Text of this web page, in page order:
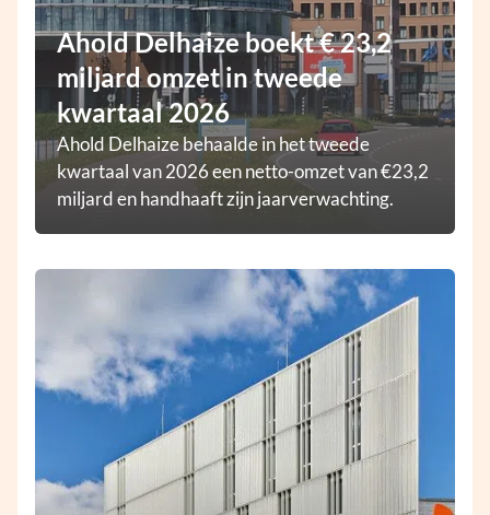
Ahold Delhaize boekt € 23,2
miljard omzet in tweede
kwartaal 2026
Ahold Delhaize behaalde in het tweede
kwartaal van 2026 een netto-omzet van €23,2
miljard en handhaaft zijn jaarverwachting.